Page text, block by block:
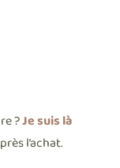
?Je suis là
l’achat.